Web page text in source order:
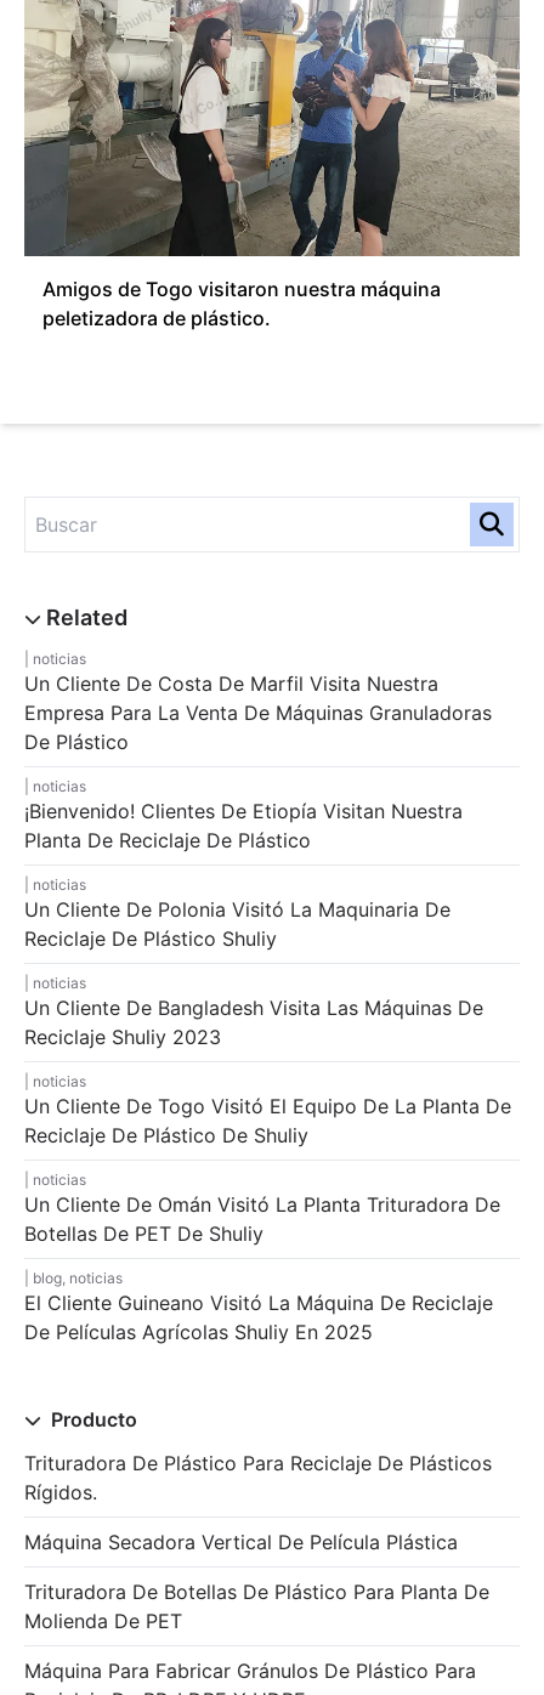
noticias
Un Cliente De Costa De Marfil Visita Nuestra
Empresa Para La Venta De Máquinas Granuladoras
De Plástico
noticias
¡Bienvenido! Clientes De Etiopía Visitan Nuestra
Planta De Reciclaje De Plástico
noticias
Un Cliente De Polonia Visitó La Maquinaria De
Reciclaje De Plástico Shuliy
noticias
Un Cliente De Bangladesh Visita Las Máquinas De
Reciclaje Shuliy 2023
noticias
Un Cliente De Togo Visitó El Equipo De La Planta De
Reciclaje De Plástico De Shuliy
noticias
Un Cliente De Omán Visitó La Planta Trituradora De
Botellas De PET De Shuliy
blog, noticias
El Cliente Guineano Visitó La Máquina De Reciclaje
De Películas Agrícolas Shuliy En 2025
Producto
Trituradora De Plástico Para Reciclaje De Plásticos
Rígidos.
Máquina Secadora Vertical De Película Plástica
Trituradora De Botellas De Plástico Para Planta De
Molienda De PET
Máquina Para Fabricar Gránulos De Plástico Para
Amigos de Togo visitaron nuestra máquina
peletizadora de plástico.